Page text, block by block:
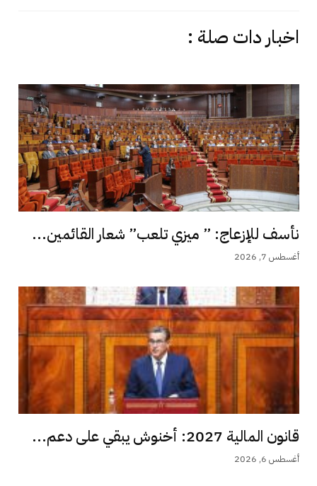
اخبار دات صلة :
نأسف للإزعاج: ” ميزي تلعب” شعار القائمين...
أغسطس 7, 2026
قانون المالية 2027: أخنوش يبقي على دعم...
أغسطس 6, 2026